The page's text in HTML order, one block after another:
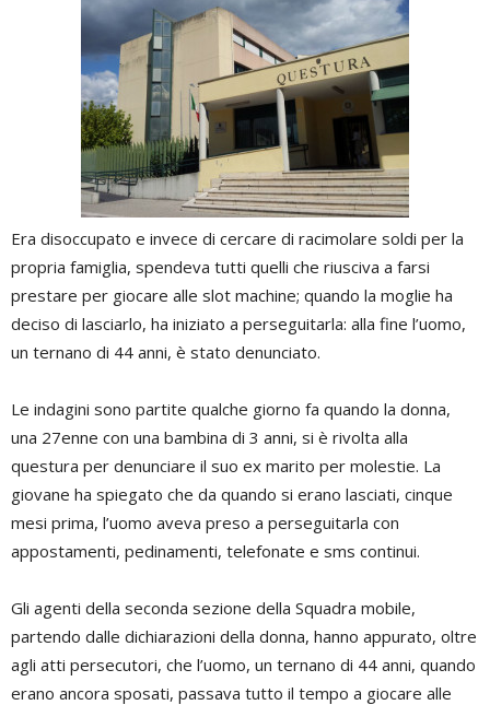
Era disoccupato e invece di cercare di racimolare soldi per la
propria famiglia, spendeva tutti quelli che riusciva a farsi
prestare per giocare alle slot machine; quando la moglie ha
deciso di lasciarlo, ha iniziato a perseguitarla: alla fine l’uomo,
un ternano di 44 anni, è stato denunciato.
Le indagini sono partite qualche giorno fa quando la donna,
una 27enne con una bambina di 3 anni, si è rivolta alla
questura per denunciare il suo ex marito per molestie. La
giovane ha spiegato che da quando si erano lasciati, cinque
mesi prima, l’uomo aveva preso a perseguitarla con
appostamenti, pedinamenti, telefonate e sms continui.
Gli agenti della seconda sezione della Squadra mobile,
partendo dalle dichiarazioni della donna, hanno appurato, oltre
agli atti persecutori, che l’uomo, un ternano di 44 anni, quando
erano ancora sposati, passava tutto il tempo a giocare alle